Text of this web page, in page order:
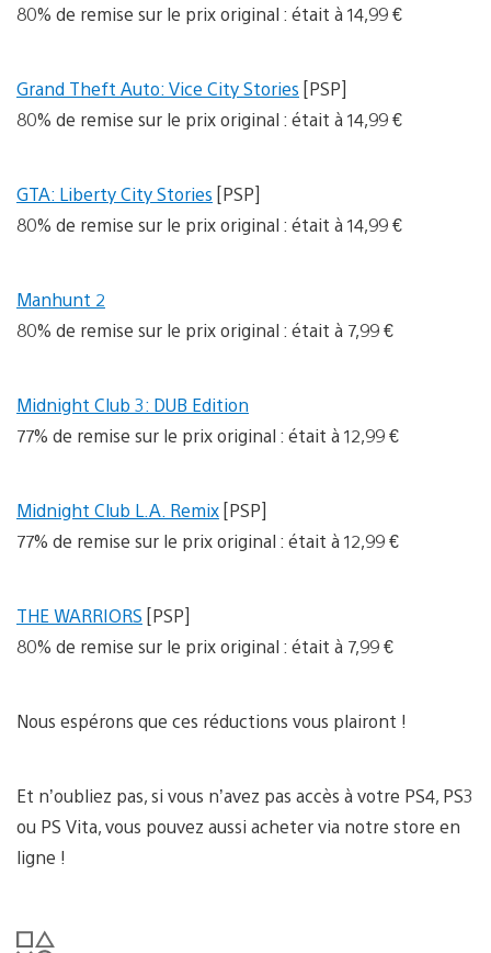
80% de remise sur le prix original : était à 14,99 €
Grand Theft Auto: Vice City Stories [PSP]
80% de remise sur le prix original : était à 14,99 €
GTA: Liberty City Stories [PSP]
80% de remise sur le prix original : était à 14,99 €
Manhunt 2
80% de remise sur le prix original : était à 7,99 €
Midnight Club 3: DUB Edition
77% de remise sur le prix original : était à 12,99 €
Midnight Club L.A. Remix [PSP]
77% de remise sur le prix original : était à 12,99 €
THE WARRIORS [PSP]
80% de remise sur le prix original : était à 7,99 €
Nous espérons que ces réductions vous plairont !
Et n’oubliez pas, si vous n’avez pas accès à votre PS4, PS3
ou PS Vita, vous pouvez aussi acheter via notre store en
ligne !